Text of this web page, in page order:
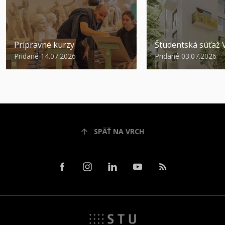
Prípravné kurzy
Pridané 14.07.2026
Študentská súťaž
Pridané 03.07.2026
SPÄŤ NA VRCH